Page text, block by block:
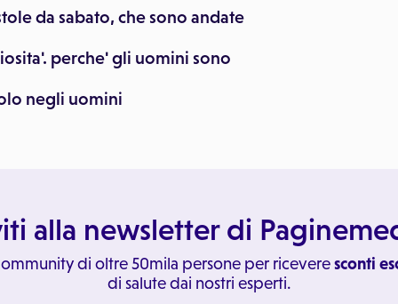
da sabato, che sono andate
perche' gli uomini sono
negli uomini
alla newsletter di
di oltre 50mila persone per riceveresconti
di salute dai nostri esperti.